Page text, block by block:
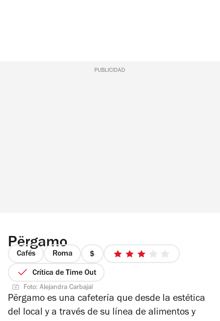
PUBLICIDAD
Përgamo
Cafés Roma
precio
1
de
4
3
estrellas
Crítica de Time Out
Foto: Alejandra Carbajal
Përgamo es una cafetería que desde la estética
del local y a través de su línea de alimentos y